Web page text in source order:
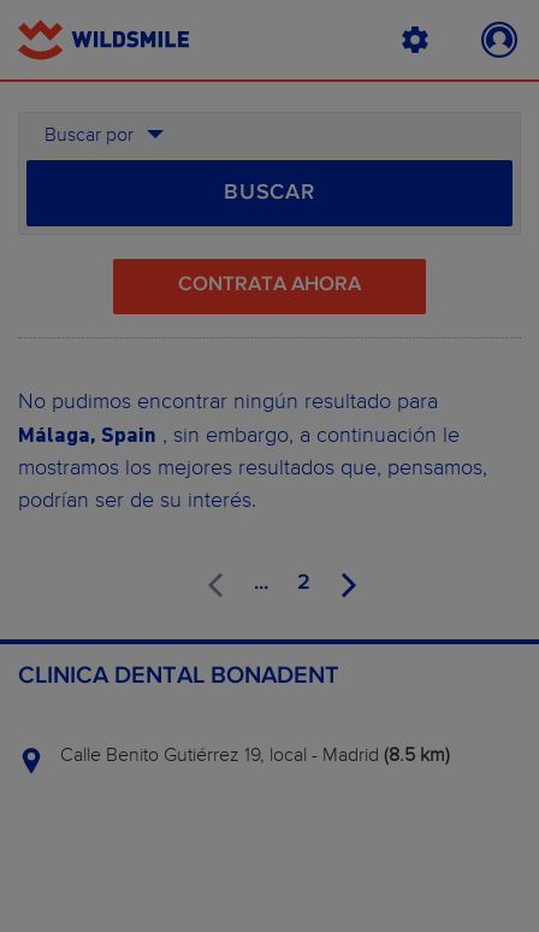
Buscar por
BUSCAR
CONTRATA AHORA
No pudimos encontrar ningún resultado para
Málaga, Spain , sin embargo, a continuación le
mostramos los mejores resultados que, pensamos,
podrían ser de su interés.
... 2
CLINICA DENTAL BONADENT
Calle Benito Gutiérrez 19, local - Madrid (8.5 km)